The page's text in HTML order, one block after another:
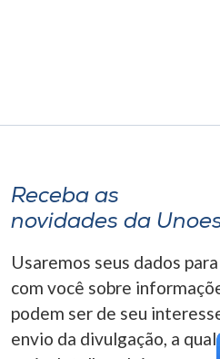
A-
Receba as
novidades da
Usaremos seus dados
com você sobre
podem ser de seu
envio da divulgação, a